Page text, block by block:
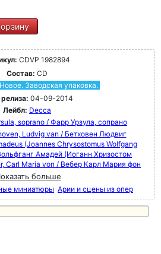
CDVP 1982894
Состав: CD
Новое. Заводская упаковка.
04-09-2014
Лейбл: Decca
soprano / Фарр Урзула, сопрано
Ludvig van / Бетховен Людвиг
(Joannes Chrysostomus Wolfgang
Амадей (Иоганн Хризостом
Carl Maria von / Вебер Карл Мария фон
больше
миниатюры Арии и сцены из опер